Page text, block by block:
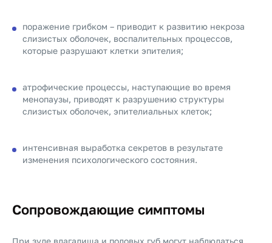
поражение грибком – приводит к развитию некроза
слизистых оболочек, воспалительных процессов,
которые разрушают клетки эпителия;
атрофические процессы, наступающие во время
менопаузы, приводят к разрушению структуры
слизистых оболочек, эпителиальных клеток;
интенсивная выработка секретов в результате
изменения психологического состояния.
Сопровождающие симптомы
При зуде влагалища и половых губ могут наблюдаться